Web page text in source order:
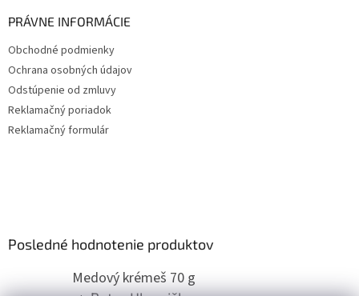
PRÁVNE INFORMÁCIE
Obchodné podmienky
Ochrana osobných údajov
Odstúpenie od zmluvy
Reklamačný poriadok
Reklamačný formulár
Posledné hodnotenie produktov
Medový krémeš 70 g